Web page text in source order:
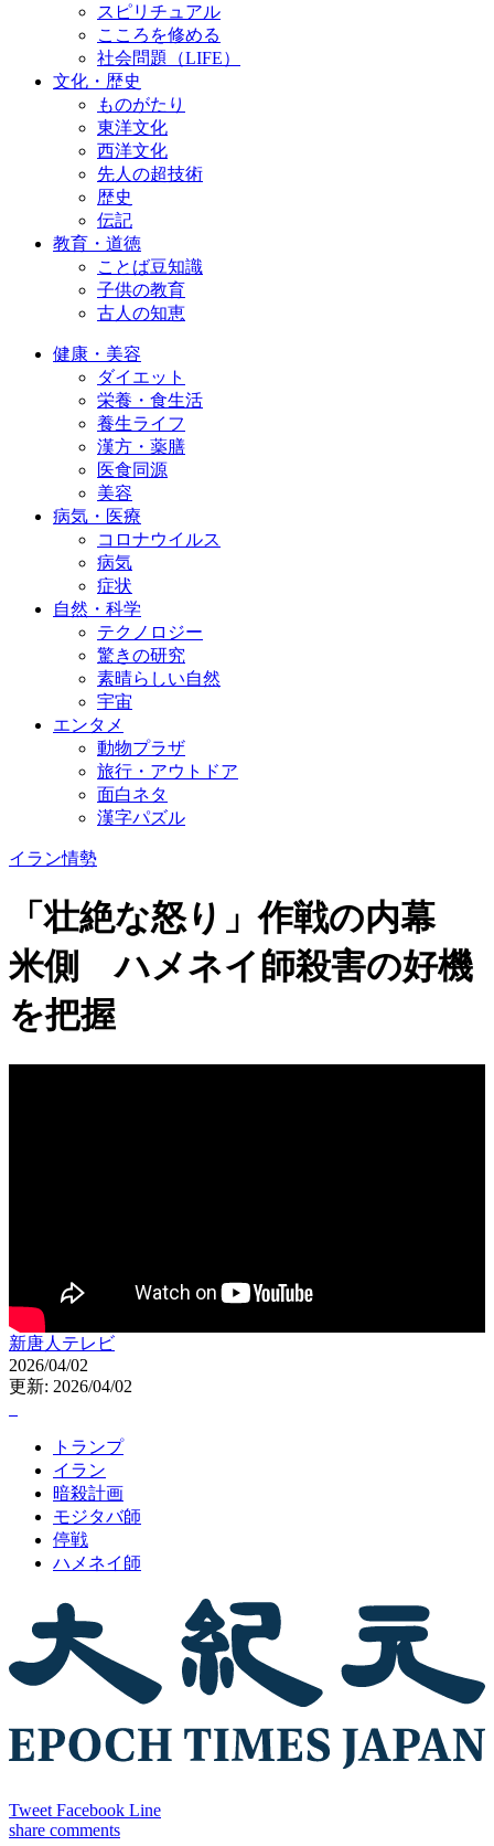
スピリチュアル
こころを修める
社会問題（LIFE）
文化・歴史
ものがたり
東洋文化
西洋文化
先人の超技術
歴史
伝記
教育・道徳
ことば豆知識
子供の教育
古人の知恵
健康・美容
ダイエット
栄養・食生活
養生ライフ
漢方・薬膳
医食同源
美容
病気・医療
コロナウイルス
病気
症状
自然・科学
テクノロジー
驚きの研究
素晴らしい自然
宇宙
エンタメ
動物プラザ
旅行・アウトドア
面白ネタ
漢字パズル
イラン情勢
「壮絶な怒り」作戦の内幕
米側 ハメネイ師殺害の好機
を把握
新唐人テレビ
2026/04/02
更新: 2026/04/02
トランプ
イラン
暗殺計画
モジタバ師
停戦
ハメネイ師
Tweet Facebook Line
share comments